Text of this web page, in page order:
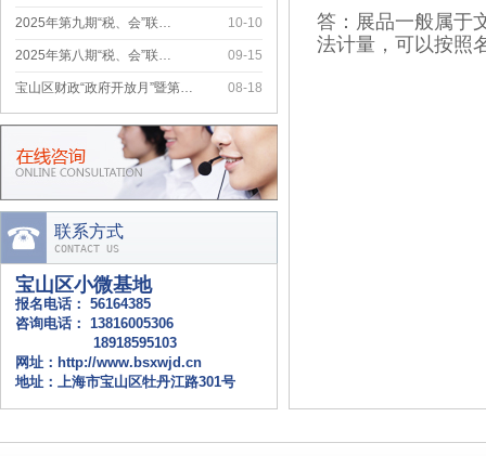
2025年第九期“税、会”联… 10-10
2025年第八期“税、会”联… 09-15
宝山区财政“政府开放月”暨第… 08-18
上海市小微企业财会服务月活动… 07-20
联系方式
CONTACT US
宝山区小微基地
报名电话： 56164385
咨询电话： 13816005306
18918595103
网址： http://www.bsxwjd.cn
地址：上海市宝山区牡丹江路301号
答：展品一般属于
法计量，可以按照